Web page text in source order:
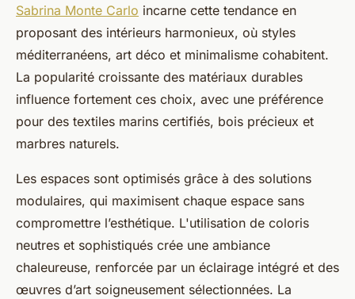
Sabrina Monte Carlo incarne cette tendance en
proposant des intérieurs harmonieux, où styles
méditerranéens, art déco et minimalisme cohabitent.
La popularité croissante des matériaux durables
influence fortement ces choix, avec une préférence
pour des textiles marins certifiés, bois précieux et
marbres naturels.
Les espaces sont optimisés grâce à des solutions
modulaires, qui maximisent chaque espace sans
compromettre l’esthétique. L'utilisation de coloris
neutres et sophistiqués crée une ambiance
chaleureuse, renforcée par un éclairage intégré et des
œuvres d’art soigneusement sélectionnées. La